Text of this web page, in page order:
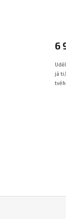
6
já